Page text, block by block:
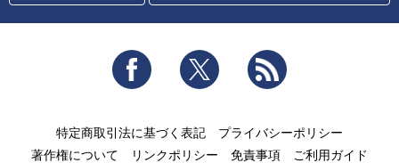
Facebook Twitter
特定商取引法に基づく表記
プライバシーポリシー
著作権について
リンクポリシー 免責事項 ご利用ガイド